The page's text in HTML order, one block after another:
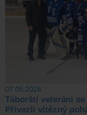
07.05.2026
Táborští veteráni
Přivezli vítězný